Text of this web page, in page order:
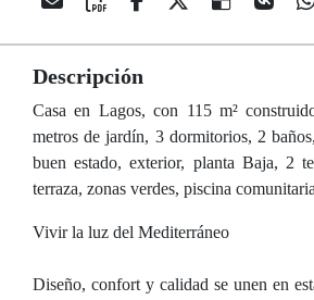
Descripción
Casa en Lagos, con 115 m²
metros de jardín, 3 dormitorios, 2
buen estado, exterior, planta Baja, 2
terraza, zonas verdes, piscina
Vivir la luz del Mediterráneo
Diseño, confort y calidad se unen en